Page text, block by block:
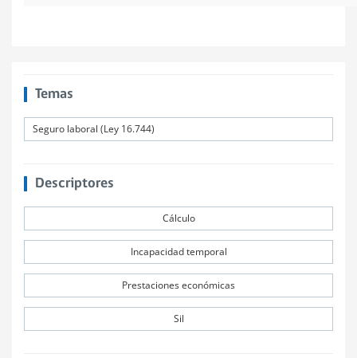
Temas
Seguro laboral (Ley 16.744)
Descriptores
Cálculo
Incapacidad temporal
Prestaciones económicas
Sil